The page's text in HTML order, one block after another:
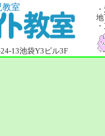
教室
13池袋Y3ビル3F